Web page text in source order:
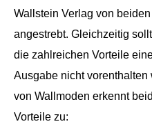
Wallstein Verlag von
angestrebt. Gleichzeitig
die zahlreichen Vorteile
Ausgabe nicht vorenthalten
von Wallmoden erkennt
Vorteile zu: